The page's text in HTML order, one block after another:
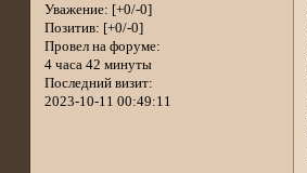
Уважение: [+0/-0]
Позитив: [+0/-0]
Провел на форуме:
4 часа 42 минуты
Последний визит:
2023-10-11 00:49:11